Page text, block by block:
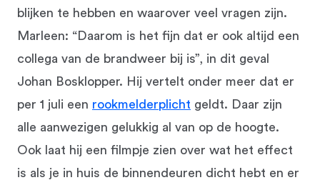
blijken te hebben en waarover veel vragen zijn.
Marleen: “Daarom is het fijn dat er ook altijd een
collega van de brandweer bij is”, in dit geval
Johan Bosklopper. Hij vertelt onder meer dat er
per 1 juli een rookmelderplicht geldt. Daar zijn
alle aanwezigen gelukkig al van op de hoogte.
Ook laat hij een filmpje zien over wat het effect
is als je in huis de binnendeuren dicht hebt en er